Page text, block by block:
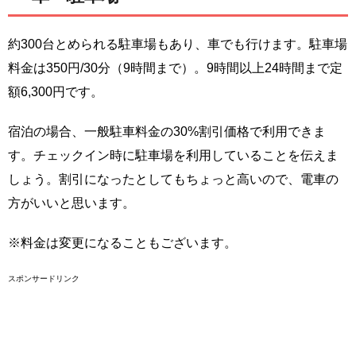
約300台とめられる駐車場もあり、車でも行けます。駐車場
料金は350円/30分（9時間まで）。9時間以上24時間まで定
額6,300円です。
宿泊の場合、一般駐車料金の30%割引価格で利用できま
す。チェックイン時に駐車場を利用していることを伝えま
しょう。割引になったとしてもちょっと高いので、電車の
方がいいと思います。
※料金は変更になることもございます。
スポンサードリンク